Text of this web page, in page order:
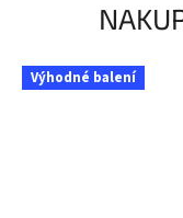
Výhodné balení